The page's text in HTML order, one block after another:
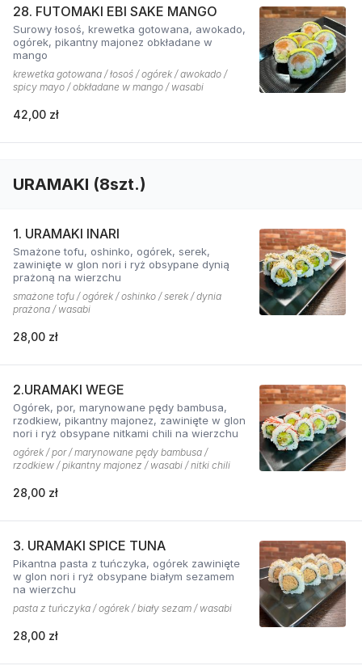
28. FUTOMAKI EBI SAKE MANGO
Surowy łosoś, krewetka gotowana, awokado,
ogórek, pikantny majonez obkładane w
mango
krewetka gotowana / łosoś / ogórek / awokado /
spicy mayo / obkładane w mango / wasabi
42,00 zł
URAMAKI (8szt.)
1. URAMAKI INARI
Smażone tofu, oshinko, ogórek, serek,
zawinięte w glon nori i ryż obsypane dynią
prażoną na wierzchu
smażone tofu / ogórek / oshinko / serek / dynia
prażona / wasabi
28,00 zł
2.URAMAKI WEGE
Ogórek, por, marynowane pędy bambusa,
rzodkiew, pikantny majonez, zawinięte w glon
nori i ryż obsypane nitkami chili na wierzchu
ogórek / por / marynowane pędy bambusa /
rzodkiew / pikantny majonez / wasabi / nitki chili
28,00 zł
3. URAMAKI SPICE TUNA
Pikantna pasta z tuńczyka, ogórek zawinięte
w glon nori i ryż obsypane białym sezamem
na wierzchu
pasta z tuńczyka / ogórek / biały sezam / wasabi
28,00 zł